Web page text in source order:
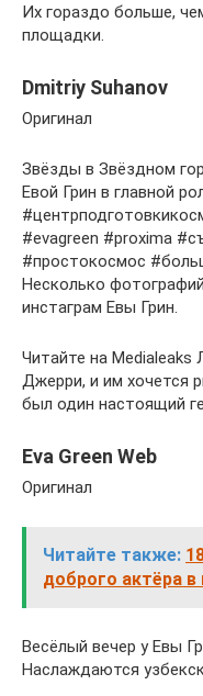
Их гораздо больше,
площадки.
Dmitriy Suhanov
Оригинал
Звёзды в Звёздном
Евой Грин в главной
#evagreen #proxima
#простокосмос
Несколько
инстаграм Евы Грин.
Читайте на
Джерри, и им хочется
был один настоящий
Eva Green Web
Оригинал
Читайте также:
доброго актёра
Весёлый вечер у Евы
Наслаждаются